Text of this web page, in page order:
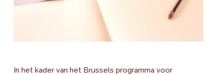
In het kader van het Brussels programma voor